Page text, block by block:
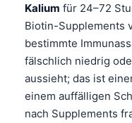
Kalium für 24–72
Biotin-Supplements
bestimmte
fälschlich niedrig
aussieht; das ist
einem auffälligen
nach Supplements